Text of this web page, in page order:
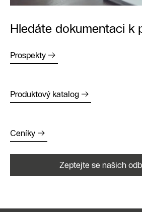
Hledáte dokumentaci k
Prospekty
Produktový katalog
Ceníky
Zeptejte se našich